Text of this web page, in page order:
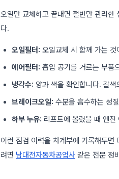
오일만 교체하고 끝내면 절반만 관리한
다.
오일필터: 오일교체 시 함께 가는
에어필터: 흡입 공기를 거르는 부품
냉각수: 양과 색을 확인합니다. 갈
브레이크오일: 수분을 흡수하는 성
하부 누유: 리프트에 올렸을 때 엔
이런 점검 이력을 차계부에 기록해두
려면 남대전자동차공업사 같은 전문 정